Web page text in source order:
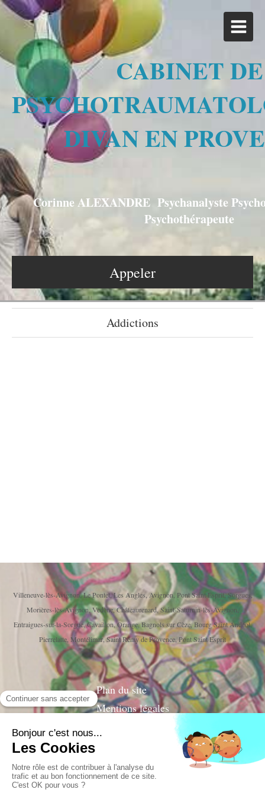
CABINET DE
DIVAN EN
Corinne ALEXANDRE Psychanalyste
Psychothérapeute
Appeler
Addictions
Villeneuve-lès-Avignon, Le Pontet, Les Angles, Avignon, Pont Saint Esprit, Sorgues,
Morières-lès-Avignon, Vedène, Châteaurenard, Saint-Saturnin-lès-Avignon,
Entraigues-sur-la-Sorgue, Cavaillon, Orange, Bagnols sur Cèze, Bourg Saint Andéol,
Pierrelatte, Montélimar, Saint Rémy de Provence, Pont Saint Esprit
Plan du site
Mentions légales
© 2014 Corinne VERA ALEXANDRE Psychanalyste
SIRET 989 055 611 00010